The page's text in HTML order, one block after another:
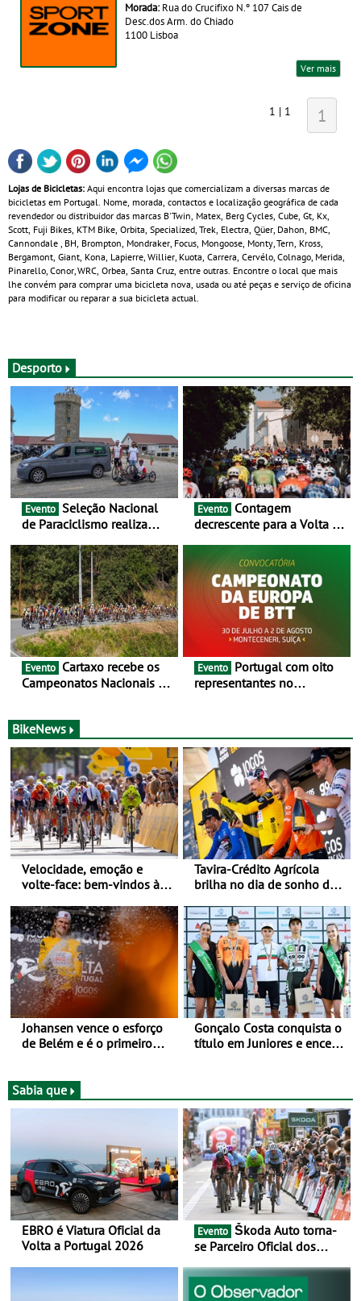
Morada: Rua do Crucifixo N.º 107 Cais de
Desc.dos Arm. do Chiado
1100 Lisboa
Ver mais
1 | 1 1
Lojas de Bicicletas: Aqui encontra lojas que comercializam a diversas marcas de
bicicletas em Portugal. Nome, morada, contactos e localização geográfica de cada
revendedor ou distribuidor das marcas B'Twin, Matex, Berg Cycles, Cube, Gt, Kx,
Scott, Fuji Bikes, KTM Bike, Orbita, Specialized, Trek, Electra, Qüer, Dahon, BMC,
Cannondale , BH, Brompton, Mondraker, Focus, Mongoose, Monty, Tern, Kross,
Bergamont, Giant, Kona, Lapierre, Willier, Kuota, Carrera, Cervélo, Colnago, Merida,
Pinarello, Conor, WRC, Orbea, Santa Cruz, entre outras. Encontre o local que mais
lhe convém para comprar uma bicicleta nova, usada ou até peças e serviço de oficina
para modificar ou reparar a sua bicicleta actual.
Desporto
Evento
de Paraciclismo realiza
preparação para o
Campeonato do Mundo
Evento
decrescente para a Volta a
as 17 equipas de 2026
Evento
Campeonatos Nacionais da
Evento
representantes no
Monteceneri, na Suíça
BikeNews
Velocidade, emoção e
volte-face: bem-vindos à
Tavira-Crédito Agrícola
brilha no dia de sonho de
Johansen vence o esforço
de Belém e é o primeiro
entre 5 e 16 de Agosto
Gonçalo Costa conquista o
título em Juniores e encerra
Sabia que
EBRO é Viatura Oficial da
Volta a Portugal 2026
Evento
se Parceiro Oficial dos
BTT e Gravel da UCI - Para
os anos de 2025 e 2026